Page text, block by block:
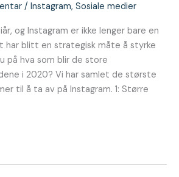
/ Instagram, Sosiale medier
og Instagram er ikke lenger bare en
har blitt en strategisk måte å styrke
på hva som blir de store
i 2020? Vi har samlet de største
til å ta av på Instagram. 1: Større